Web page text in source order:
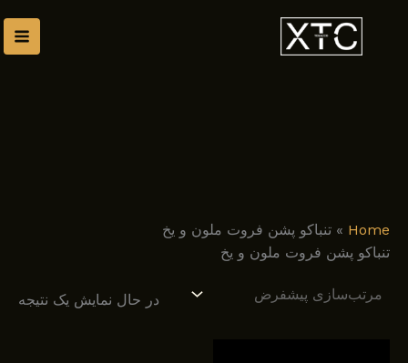
Home
»تنباکو پشن فروت ملون و یخ
تنباکو پشن فروت ملون و یخ
در حال نمایش یک نتیجه